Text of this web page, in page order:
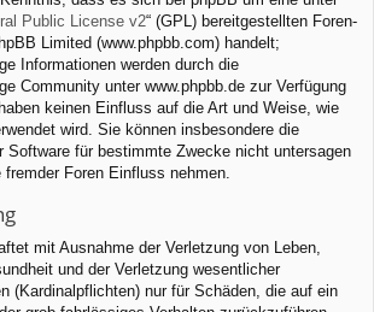
Public License v2“ (GPL) bereitgestellten Foren-
Limited (www.phpbb.com) handelt;
Informationen werden durch die
Community unter www.phpbb.de zur Verfügung
keinen Einfluss auf die Art und Weise, wie
wird. Sie können insbesondere die
Software für bestimmte Zwecke nicht untersagen
Foren Einfluss nehmen.
mit Ausnahme der Verletzung von Leben,
und der Verletzung wesentlicher
(Kardinalpflichten) nur für Schäden, die auf ein